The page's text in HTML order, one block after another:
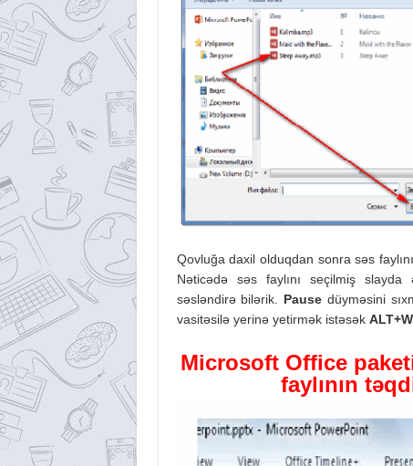
Qovluğa daxil olduqdan sonra səs
Nəticədə səs faylını seçilmiş slayda
səsləndirə bilərik. Pause düyməsini
vasitəsilə yerinə yetirmək istəsək ALT+W
Microsoft Office
faylının